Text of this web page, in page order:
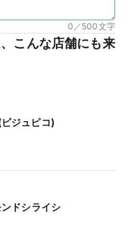
0／500文字
こんな店舗にも来
ジュピコ)
ドシライシ